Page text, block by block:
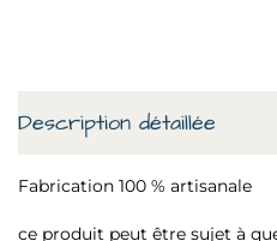
Description détaillée
Fabrication 100 % artisanale
ce produit peut être sujet à